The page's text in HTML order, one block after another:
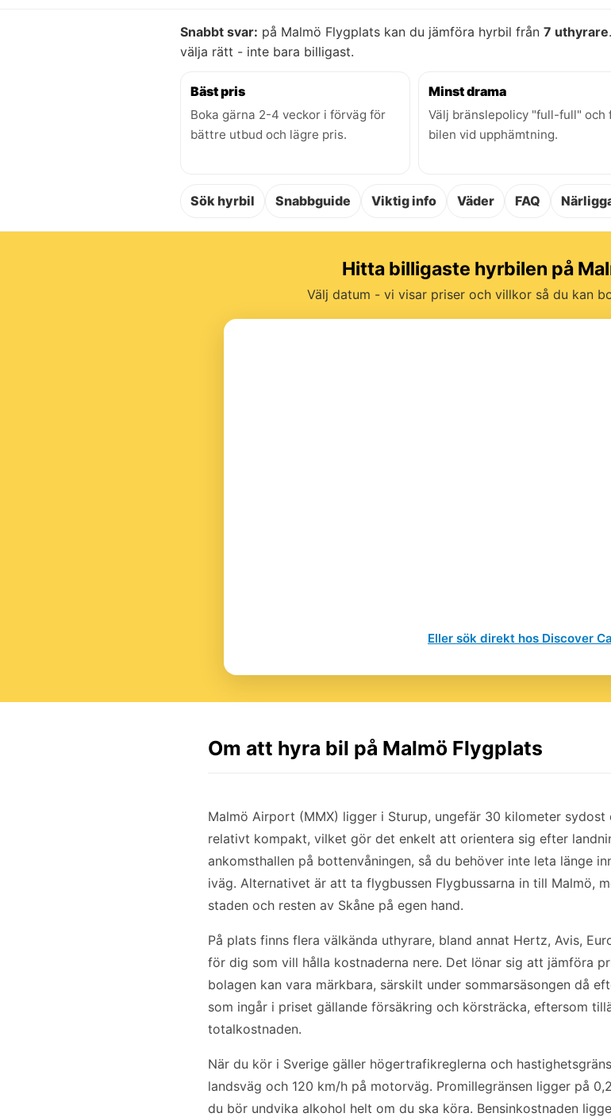
Snabbt svar: på Malmö Flygplats kan du jämföra hyrbil från 7 uthyrare
välja rätt - inte bara billigast.
Bäst pris
Boka gärna 2-4 veckor i förväg för
bättre utbud och lägre pris.
Minst drama
Välj bränslepolicy "full-full" och
bilen vid upphämtning.
Sök hyrbil Snabbguide Viktig info Väder FAQ
Hitta billigaste hyrbilen på
Välj datum - vi visar priser och villkor så du kan
Eller sök direkt hos Discover
Om att hyra bil på Malmö Flygplats
Malmö Airport (MMX) ligger i Sturup, ungefär 30 kilometer
relativt kompakt, vilket gör det enkelt att orientera sig efter
ankomsthallen på bottenvåningen, så du behöver inte leta länge
iväg. Alternativet är att ta flygbussen Flygbussarna in till Malmö,
staden och resten av Skåne på egen hand.
På plats finns flera välkända uthyrare, bland annat Hertz, Avis,
för dig som vill hålla kostnaderna nere. Det lönar sig att jämföra
bolagen kan vara märkbara, särskilt under sommarsäsongen då
som ingår i priset gällande försäkring och körsträcka, eftersom
totalkostnaden.
När du kör i Sverige gäller högertrafikreglerna och
landsväg och 120 km/h på motorväg. Promillegränsen ligger på
du bör undvika alkohol helt om du ska köra. Bensinkostnaden